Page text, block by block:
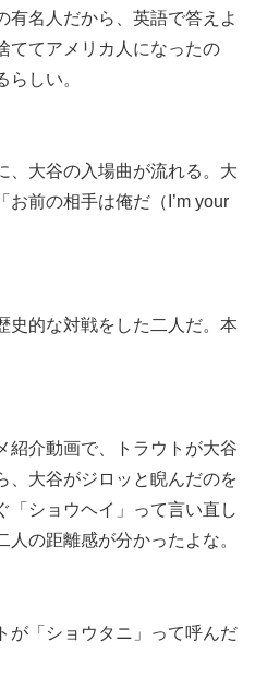
有名人だから、英語で答えよ
ててアメリカ人になったの
しい。
、大谷の入場曲が流れる。大
前の相手は俺だ（I’m your
史的な対戦をした二人だ。本
紹介動画で、トラウトが大谷
、大谷がジロッと睨んだのを
「ショウヘイ」って言い直し
の距離感が分かったよな。
が「ショウタニ」って呼んだ